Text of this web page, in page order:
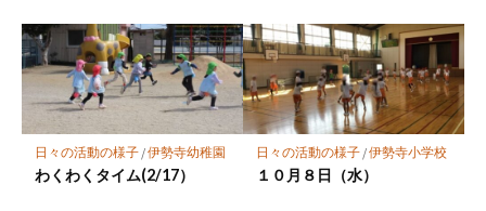
日々の活動の様子/伊勢寺幼稚園
わくわくタイム(2/17）
日々の活動の様子/伊勢寺小学校
１０月８日（水）